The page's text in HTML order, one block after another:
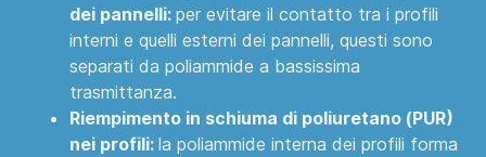
dei pannelli: per evitare il contatto tra i profili
interni e quelli esterni dei pannelli, questi sono
separati da poliammide a bassissima
trasmittanza.
Riempimento in schiuma di poliuretano (PUR)
nei profili: la poliammide interna dei profili forma